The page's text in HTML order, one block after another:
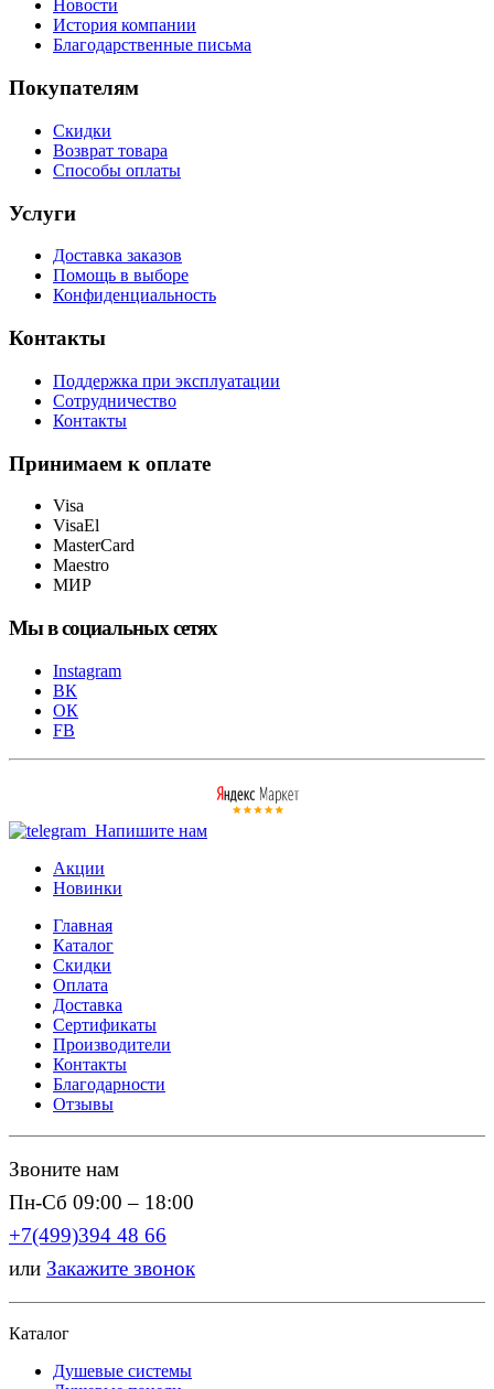
Новости
История компании
Благодарственные письма
Покупателям
Скидки
Возврат товара
Способы оплаты
Услуги
Доставка заказов
Помощь в выборе
Конфиденциальность
Контакты
Поддержка при эксплуатации
Сотрудничество
Контакты
Принимаем к оплате
Visa
VisaEl
MasterCard
Maestro
МИР
Мы в социальных сетях
Instagram
ВК
ОК
FB
Напишите нам
Акции
Новинки
Главная
Каталог
Скидки
Оплата
Доставка
Сертификаты
Производители
Контакты
Благодарности
Отзывы
Звоните нам
Пн-Сб 09:00 – 18:00
+7(499)394 48 66
или Закажите звонок
Каталог
Душевые системы